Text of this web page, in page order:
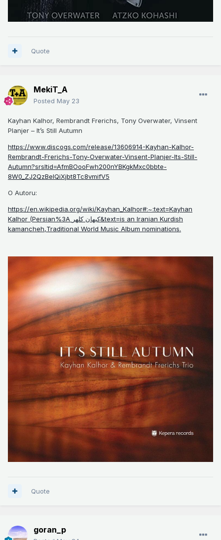
Quote
MekiT_A
Posted May 23
Kayhan Kalhor, Rembrandt Frerichs, Tony Overwater, Vinsent
Planjer – It’s Still Autumn
https://www.discogs.com/release/13606914-Kayhan-Kalhor-
Rembrandt-Frerichs-Tony-Overwater-Vinsent-Planjer-Its-Still-
Autumn?srsltid=AfmBOooFwh200nYBKgkMxc0bbte-
8W0_ZJ2QzBelQiXjbt8Tc8vmifV5
O Autoru:
https://en.wikipedia.org/wiki/Kayhan_Kalhor#:~:text=Kayhan
Kalhor (Persian%3A کیهان کلهر&text=is an Iranian Kurdish
kamancheh,Traditional World Music Album nominations.
Quote
goran_p